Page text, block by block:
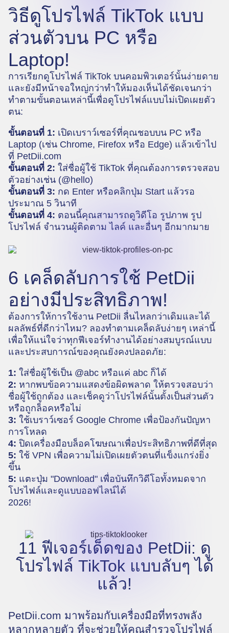
วิธีดูโปรไฟล์ TikTok แบบ
ส่วนตัวบน PC หรือ
Laptop!
การเรียกดูโปรไฟล์ TikTok บนคอมพิวเตอร์นั้นง่ายดาย
และยังมีหน้าจอใหญ่กว่าทำให้มองเห็นได้ชัดเจนกว่า
ทำตามขั้นตอนเหล่านี้เพื่อดูโปรไฟล์แบบไม่เปิดเผยตัว
ตน:
ขั้นตอนที่ 1: เปิดเบราว์เซอร์ที่คุณชอบบน PC หรือ
Laptop (เช่น Chrome, Firefox หรือ Edge) แล้วเข้าไป
ที่ PetDii.com
ขั้นตอนที่ 2: ใส่ชื่อผู้ใช้ TikTok ที่คุณต้องการตรวจสอบ
ตัวอย่างเช่น (@hello)
ขั้นตอนที่ 3: กด Enter หรือคลิกปุ่ม Start แล้วรอ
ประมาณ 5 วินาที
ขั้นตอนที่ 4: ตอนนี้คุณสามารถดูวิดีโอ รูปภาพ รูป
โปรไฟล์ จำนวนผู้ติดตาม ไลค์ และอื่นๆ อีกมากมาย
6 เคล็ดลับการใช้ PetDii
อย่างมีประสิทธิภาพ!
ต้องการให้การใช้งาน PetDii ลื่นไหลกว่าเดิมและได้
ผลลัพธ์ที่ดีกว่าไหม? ลองทำตามเคล็ดลับง่ายๆ เหล่านี้
เพื่อให้แน่ใจว่าทุกฟีเจอร์ทำงานได้อย่างสมบูรณ์แบบ
และประสบการณ์ของคุณยังคงปลอดภัย:
1: ใส่ชื่อผู้ใช้เป็น @abc หรือแค่ abc ก็ได้
2: หากพบข้อความแสดงข้อผิดพลาด ให้ตรวจสอบว่า
ชื่อผู้ใช้ถูกต้อง และเช็คดูว่าโปรไฟล์นั้นตั้งเป็นส่วนตัว
หรือถูกล็อคหรือไม่
3: ใช้เบราว์เซอร์ Google Chrome เพื่อป้องกันปัญหา
การโหลด
4: ปิดเครื่องมือบล็อคโฆษณาเพื่อประสิทธิภาพที่ดีที่สุด
5: ใช้ VPN เพื่อความไม่เปิดเผยตัวตนที่แข็งแกร่งยิ่ง
ขึ้น
5: แตะปุ่ม "Download" เพื่อบันทึกวิดีโอทั้งหมดจาก
โปรไฟล์และดูแบบออฟไลน์ได้
2026!
11 ฟีเจอร์เด็ดของ PetDii: ดู
โปรไฟล์ TikTok แบบลับๆ ได้
แล้ว!
PetDii.com มาพร้อมกับเครื่องมือที่ทรงพลัง
หลากหลายตัว ที่จะช่วยให้คุณสำรวจโปรไฟล์